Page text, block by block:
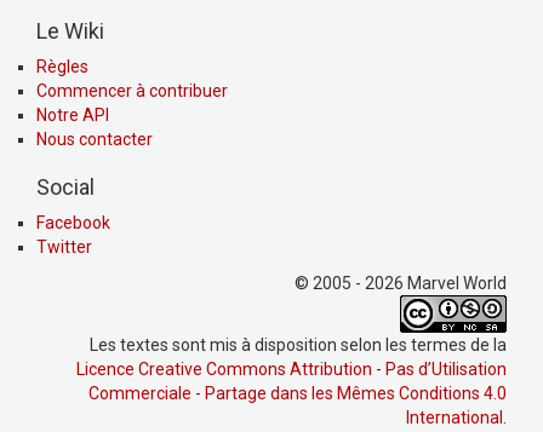
Le Wiki
Règles
Commencer à contribuer
Notre API
Nous contacter
Social
Facebook
Twitter
© 2005 - 2026 Marvel World
Les textes sont mis à disposition selon les termes de la
Licence Creative Commons Attribution - Pas d’Utilisation
Commerciale - Partage dans les Mêmes Conditions 4.0
International .